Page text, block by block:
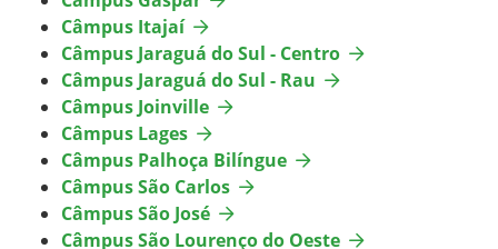
Sistemas Acadêmicos
Serviços de Tecnologia
Enade
Representação Estudantil
Câmpus Itajaí
Câmpus Jaraguá do Sul - Centro
Câmpus Jaraguá do Sul - Rau
Câmpus Joinville
Câmpus Lages
Câmpus Palhoça Bilíngue
Câmpus São Carlos
Câmpus São José
Câmpus São Lourenço do Oeste